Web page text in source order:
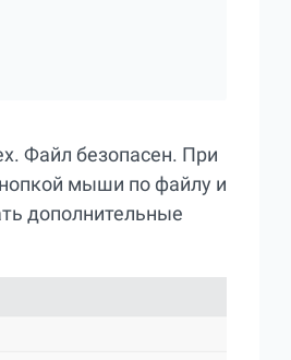
Файл безопасен. При
мыши по файлу и
дополнительные